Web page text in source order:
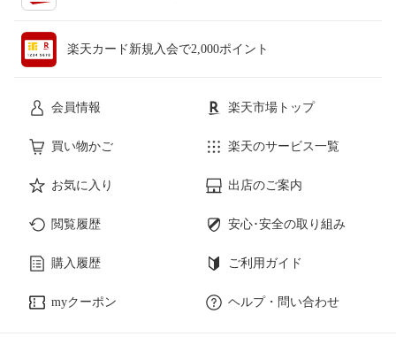
楽天カード新規入会で2,000ポイント
会員情報 楽天市場トップ
買い物かご 楽天のサービス一覧
お気に入り 出店のご案内
閲覧履歴 安心･安全の取り組み
購入履歴 ご利用ガイド
myクーポン ヘルプ・問い合わせ